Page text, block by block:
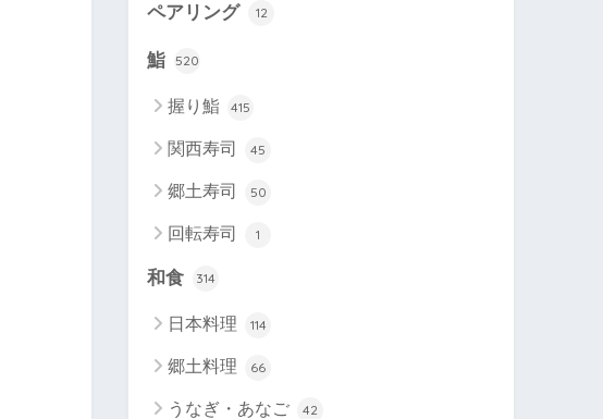
ペアリング 12
鮨 520
握り鮨 415
関西寿司 45
郷土寿司 50
回転寿司 1
和食 314
日本料理 114
郷土料理 66
うなぎ・あなご 42